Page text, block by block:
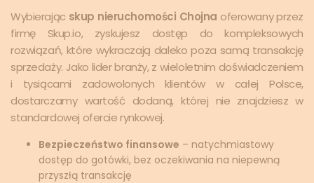
Wybierając skup nieruchomości Chojna oferowany przez
firmę Skup.io, zyskujesz dostęp do kompleksowych
rozwiązań, które wykraczają daleko poza samą transakcję
sprzedaży. Jako lider branży, z wieloletnim doświadczeniem
i tysiącami zadowolonych klientów w całej Polsce,
dostarczamy wartość dodaną, której nie znajdziesz w
standardowej ofercie rynkowej.
Bezpieczeństwo finansowe – natychmiastowy
dostęp do gotówki, bez oczekiwania na niepewną
przyszłą transakcję